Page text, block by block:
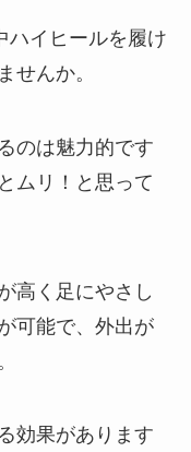
ハイヒールを履け
せんか。
のは魅力的です
ムリ！と思って
高く足にやさし
可能で、外出が
効果があります